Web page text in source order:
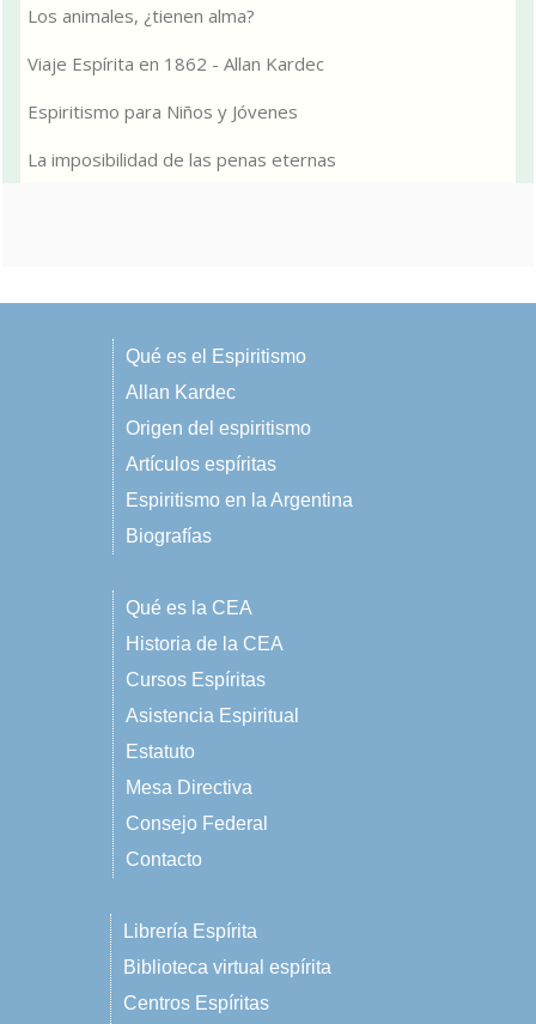
Los animales, ¿tienen alma?
Viaje Espírita en 1862 - Allan Kardec
Espiritismo para Niños y Jóvenes
La imposibilidad de las penas eternas
Qué es el Espiritismo
Allan Kardec
Origen del espiritismo
Artículos espíritas
Espiritismo en la Argentina
Biografías
Qué es la CEA
Historia de la CEA
Cursos Espíritas
Asistencia Espiritual
Estatuto
Mesa Directiva
Consejo Federal
Contacto
Librería Espírita
Biblioteca virtual espírita
Centros Espíritas